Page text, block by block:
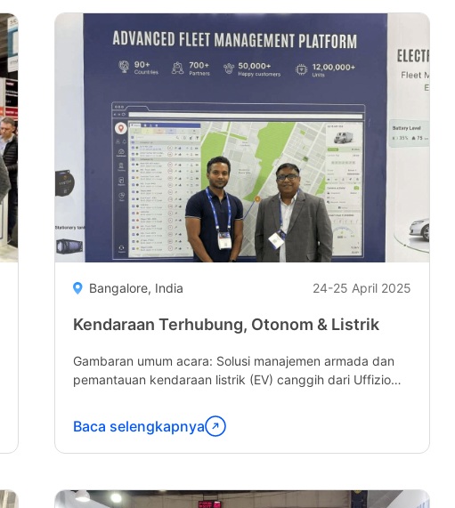
Autonomous
Electric
Vehicle"
Bangalore, India 24-25 April 2025
Kendaraan Terhubung, Otonom & Listrik
Gambaran umum acara: Solusi manajemen armada dan
pemantauan kendaraan listrik (EV) canggih dari Uffizio
bahan bakar yang didukung oleh Teknologi Mielta. ...
Lanjutkan
membaca
Autonomous
Baca selengkapnya